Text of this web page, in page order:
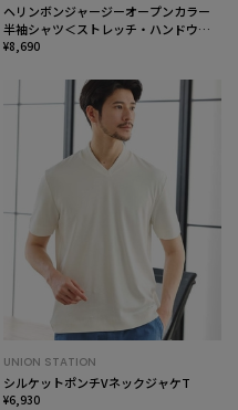
ヘリンボンジャージーオープンカラー
半袖シャツ＜ストレッチ・ハンドウォ
ッシャブル＞
¥8,690
UNION STATION
シルケットポンチVネックジャケT
¥6,930